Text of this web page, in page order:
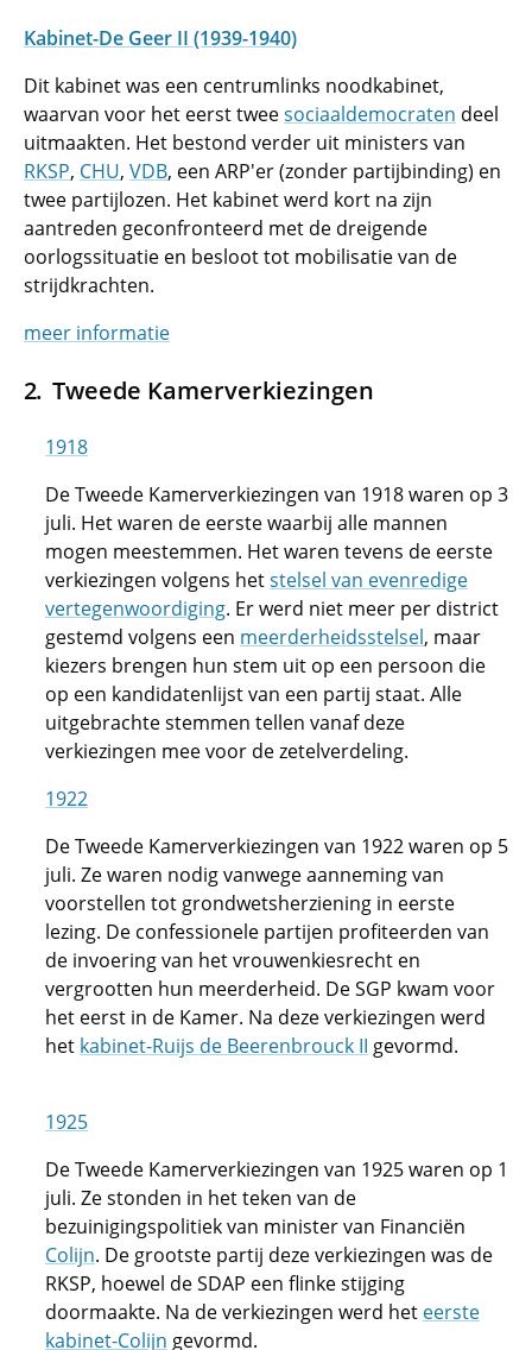
Kabinet-De Geer II (1939-1940)
Dit kabinet was een centrumlinks noodkabinet,
waarvan voor het eerst tweesociaaldemocraten deel
uitmaakten. Het bestond verder uit ministers van
RKSP, CHU, VDB, een ARP'er (zonder partijbinding) en
twee partijlozen. Het kabinet werd kort na zijn
aantreden geconfronteerd met de dreigende
oorlogssituatie en besloot tot mobilisatie van de
strijdkrachten.
meer informatie
Tweede Kamerverkiezingen
1918
De Tweede Kamerverkiezingen van 1918 waren op 3
juli. Het waren de eerste waarbij alle mannen
mogen meestemmen. Het waren tevens de eerste
verkiezingen volgens hetstelsel van evenredige
vertegenwoordiging. Er werd niet meer per district
gestemd volgens een meerderheidsstelsel, maar
kiezers brengen hun stem uit op een persoon die
op een kandidatenlijst van een partij staat. Alle
uitgebrachte stemmen tellen vanaf deze
verkiezingen mee voor de zetelverdeling.
1922
De Tweede Kamerverkiezingen van 1922 waren op 5
juli. Ze waren nodig vanwege aanneming van
voorstellen tot grondwetsherziening in eerste
lezing. De confessionele partijen profiteerden van
de invoering van het vrouwenkiesrecht en
vergrootten hun meerderheid. De SGP kwam voor
het eerst in de Kamer. Na deze verkiezingen werd
het kabinet-Ruijs de Beerenbrouck II gevormd.
1925
De Tweede Kamerverkiezingen van 1925 waren op 1
juli. Ze stonden in het teken van de
bezuinigingspolitiek van minister van Financiën
Colijn. De grootste partij deze verkiezingen was de
RKSP, hoewel de SDAP een flinke stijging
doormaakte. Na de verkiezingen werd het eerste
kabinet-Colijn gevormd.